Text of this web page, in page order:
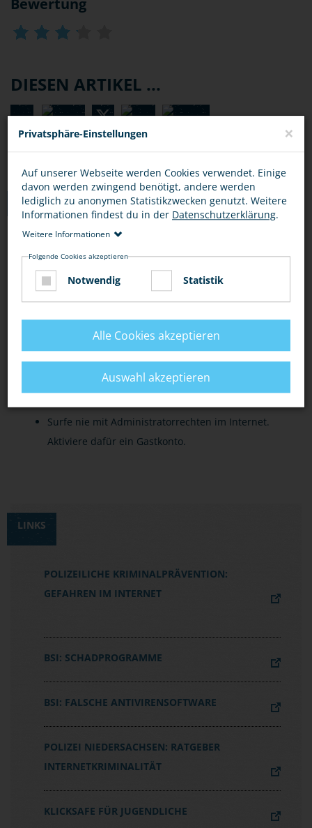
Bewertung
DIESEN ARTIKEL ...
TIPPS
Verwende ein aktuellesVirenschutzprogramm
Herunterladen im Internet.
Aktualisiere das Betriebssystem (automatisches
Windows Update) und die installierten
Programme so häufig wie möglich.
Surfe nie mit Administratorrechten im Internet.
Aktiviere dafür ein Gastkonto.
LINKS
POLIZEILICHE KRIMINALPRÄVENTION:
GEFAHREN IM INTERNET
BSI: SCHADPROGRAMME
BSI: FALSCHE ANTIVIRENSOFTWARE
POLIZEI NIEDERSACHSEN: RATGEBER
INTERNETKRIMINALITÄT
KLICKSAFE FÜR JUGENDLICHE
Privatsphäre-Einstellungen ×
Auf unserer Webseite werden Cookies verwendet. Einige
davon werden zwingend benötigt, andere werden
lediglich zu anonymen Statistikzwecken genutzt. Weitere
Informationen findest du in der Datenschutzerklärung.
Weitere Informationen
Folgende Cookies akzeptieren
Notwendig Statistik
Alle Cookies akzeptieren
Auswahl akzeptieren